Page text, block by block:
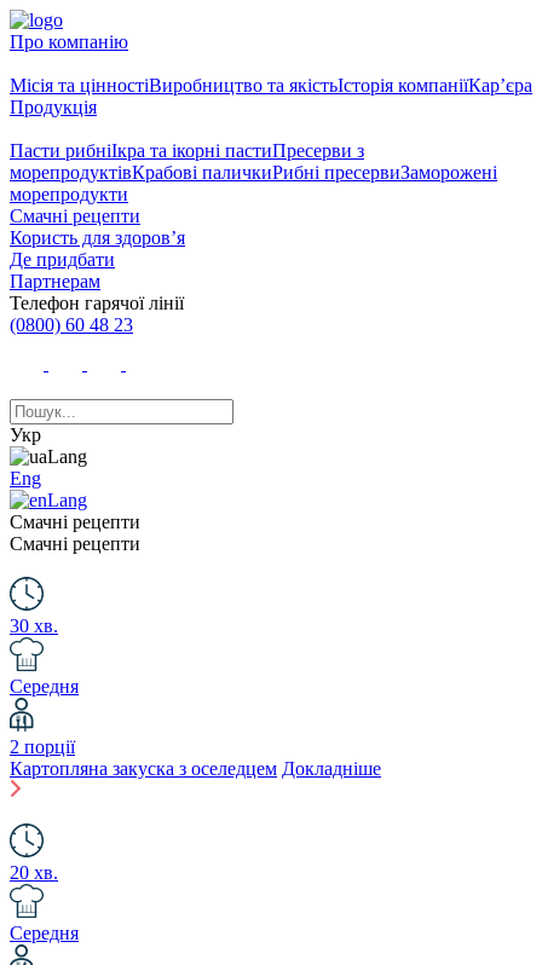
Про компанію
Місія та цінностіВиробництво та якістьІсторія компаніїКар’єра
Продукція
Пасти рибніІкра та ікорні пастиПресерви з
морепродуктівКрабові паличкиРибні пресервиЗаморожені
морепродукти
Смачні рецепти
Користь для здоров’я
Де придбати
Партнерам
Телефон гарячої лінії
(0800) 60 48 23
Укр
Eng
Смачні рецепти
Смачні рецепти
30 хв.
Середня
2 порції
Картопляна закуска з оселедцем Докладніше
20 хв.
Середня